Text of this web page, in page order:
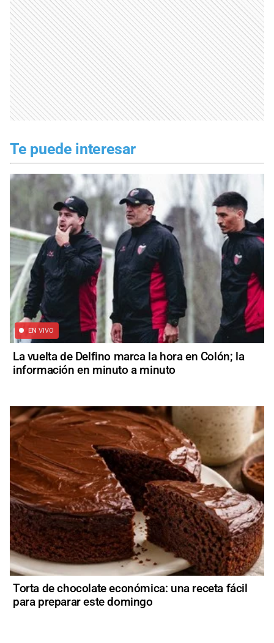
Te puede interesar
EN VIVO
La vuelta de Delfino marca la hora en Colón; la
información en minuto a minuto
Torta de chocolate económica: una receta fácil
para preparar este domingo